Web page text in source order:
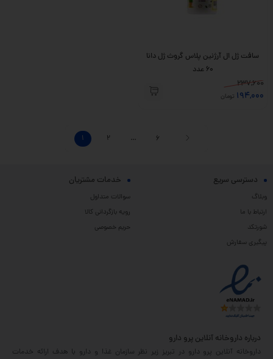
سافت ژل ال آرژنین پلاس گروث ژل دانا
60 عدد
237,600
194,000 تومان
1 2 … 6
دسترسی سریع
وبلاگ
ارتباط با ما
شورتکد
پیگیری سفارش
خدمات مشتریان
سوالات متداول
رویه بازگردانی کالا
حریم خصوصی
درباره داروخانه آنلاین پرو دارو
داروخانه آنلاین پرو دارو در تبریز زیر نظر سازمان غذا و دارو با هدف ارائه خدمات